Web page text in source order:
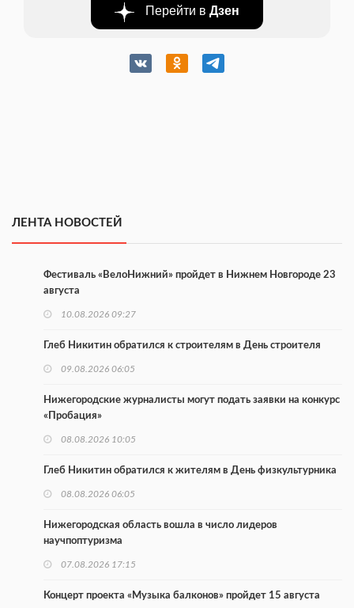
Перейти в Дзен
ЛЕНТА НОВОСТЕЙ
Фестиваль «ВелоНижний» пройдет в Нижнем Новгороде 23
августа
10.08.2026 09:27
Глеб Никитин обратился к строителям в День строителя
09.08.2026 06:05
Нижегородские журналисты могут подать заявки на конкурс
«Пробация»
08.08.2026 10:05
Глеб Никитин обратился к жителям в День физкультурника
08.08.2026 06:05
Нижегородская область вошла в число лидеров
научпоптуризма
07.08.2026 17:15
Концерт проекта «Музыка балконов» пройдет 15 августа